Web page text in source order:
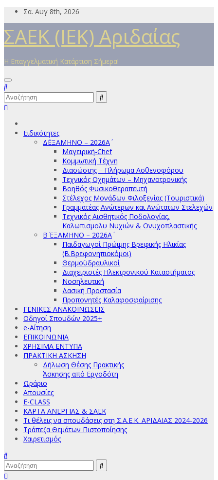
Μετάβαση
περιεχόμενο
Σα. Αυγ 8th, 2026
ΣΑΕΚ (ΙΕΚ) Αριδαίας
Η Επαγγελματική Κατάρτιση Σήμερα!
Ειδικότητες
Δ΄ΕΞΑΜΗΝΟ – 2026Α΄
Μαγειρική-Chef
Κομμωτική Τέχνη
Διασώστης – Πλήρωμα Ασθενοφόρου
Τεχνικός Οχημάτων – Μηχανοτρονικής
Βοηθός Φυσικοθεραπευτή
Στέλεχος Μονάδων Φιλοξενίας (Τουριστικά)
Γραμματέας Ανώτερων και Ανώτατων Στελεχών
Τεχνικός Αισθητικός Ποδολογίας,
Καλωπισμολυ Νυχιών & Ονυχοπλαστικής
Β΄ ΕΞΑΜΗΝΟ – 2026Α΄
Παιδαγωγοί Πρώιμης Βρεφικής Ηλικίας
(Β.Βρεφονηπιοκόμοι)
Θερμοϋδραυλικοί
Διαχειριστές Ηλεκτρονικού Καταστήματος
Νοσηλευτική
Δασική Προστασία
Προπονητές Καλαφοσφαίρισης
ΓΕΝΙΚΕΣ ΑΝΑΚΟΙΝΩΣΕΙΣ
Οδηγοί Σπουδών 2025+
e-Αίτηση
ΕΠΙΚΟΙΝΩΝΙΑ
ΧΡΗΣΙΜΑ ΕΝΤΥΠΑ
ΠΡΑΚΤΙΚΗ ΑΣΚΗΣΗ
Δήλωση Θέσης Πρακτικής
Άσκησης από Εργοδότη
Ωράριο
Απουσίες
E-CLASS
ΚΑΡΤΑ ΑΝΕΡΓΙΑΣ & ΣΑΕΚ
Τι θέλεις να σπουδάσεις στη Σ.Α.Ε.Κ. ΑΡΙΔΑΙΑΣ 2024-2026
Τράπεζα Θεμάτων Πιστοποίησης
Χαιρετισμός